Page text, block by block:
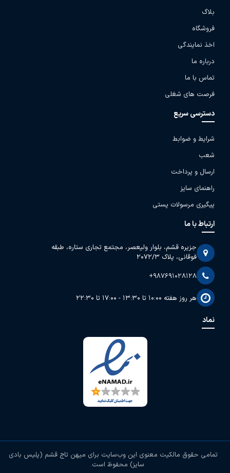
بلاگ
فروشگاه
اخذ نمایندگی
درباره ما
تماس با ما
فرصت های شغلی
دسترسی سریع
شرایط و ضوابط
شعب
ارسال و پرداخت
راهنمای سایز
پیگیری مرسولات پستی
ارتباط با ما
جزیره قشم، بلوار ولیعصر، مجتمع تجاری ستاره، طبقه
فوقانی، پلاک 2072/3
+987691028128
هر روز هفته 10:00 تا 13:30 - 17:00 تا 22:30
نماد
تمامی حقوق مالکیت معنوی این وب‌سایت برای میهن تاج قشم (پلیس بادی
سایز) محفوظ است.